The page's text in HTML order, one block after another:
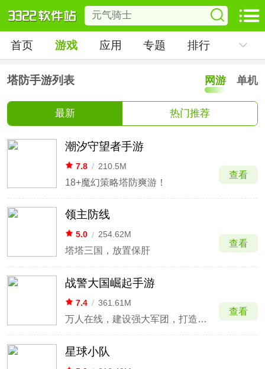
首页 游戏 应用 专题 排行
塔防手游列表 网游 单机
最新 热门推荐
潮汐守望者手游
7.8 / 210.5M
18+魔幻策略塔防爽游！
查看
领主防线
5.0 / 254.62M
塔塔三国，放置保肝
查看
战警大国崛起手游
7.4 / 361.61M
万人在线，建设强大军团，打造军事大国
查看
星球小队